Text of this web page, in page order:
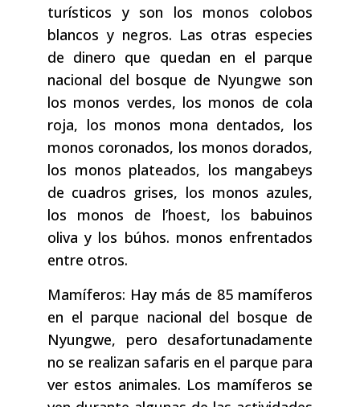
turísticos y son los monos colobos
blancos y negros. Las otras especies
de dinero que quedan en el parque
nacional del bosque de Nyungwe son
los monos verdes, los monos de cola
roja, los monos mona dentados, los
monos coronados, los monos dorados,
los monos plateados, los mangabeys
de cuadros grises, los monos azules,
los monos de l’hoest, los babuinos
oliva y los búhos. monos enfrentados
entre otros.
Mamíferos: Hay más de 85 mamíferos
en el parque nacional del bosque de
Nyungwe, pero desafortunadamente
no se realizan safaris en el parque para
ver estos animales. Los mamíferos se